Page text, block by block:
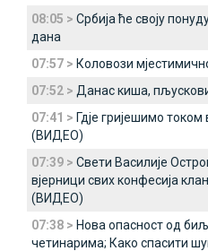
08:05 > Србија ће своју
дана
07:57 > Коловози
07:52 > Данас киша,
07:41 > Гдје гријешимо
(ВИДЕО)
07:39 > Свети Василије
вјерници свих конфесија
(ВИДЕО)
07:38 > Нова опасност од
четинарима; Како спасити